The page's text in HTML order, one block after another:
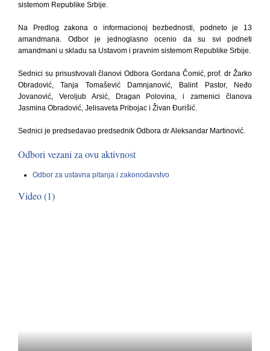
sistemom Republike Srbije.
Na Predlog zakona o informacionoj bezbednosti, podneto je 13
amandmana. Odbor je jednoglasno ocenio da su svi podneti
amandmani u skladu sa Ustavom i pravnim sistemom Republike Srbije.
Sednici su prisustvovali članovi Odbora Gordana Čomić, prof. dr Žarko
Obradović, Tanja Tomašević Damnjanović, Balint Pastor, Neđo
Jovanović, Veroljub Arsić, Dragan Polovina, i zamenici članova
Jasmina Obradović, Jelisaveta Pribojac i Živan Đurišić.
Sednici je predsedavao predsednik Odbora dr Aleksandar Martinović.
Odbori vezani za ovu aktivnost
Odbor za ustavna pitanja i zakonodavstvo
Video (1)